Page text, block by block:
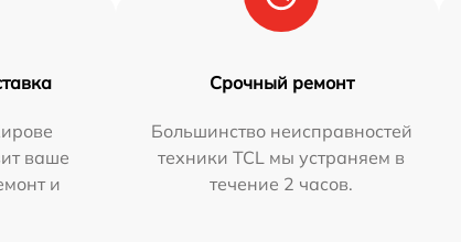
ваше
и
Срочный ремонт
Большинство неисправностей
техники TCL мы устраняем в
течение 2 часов.